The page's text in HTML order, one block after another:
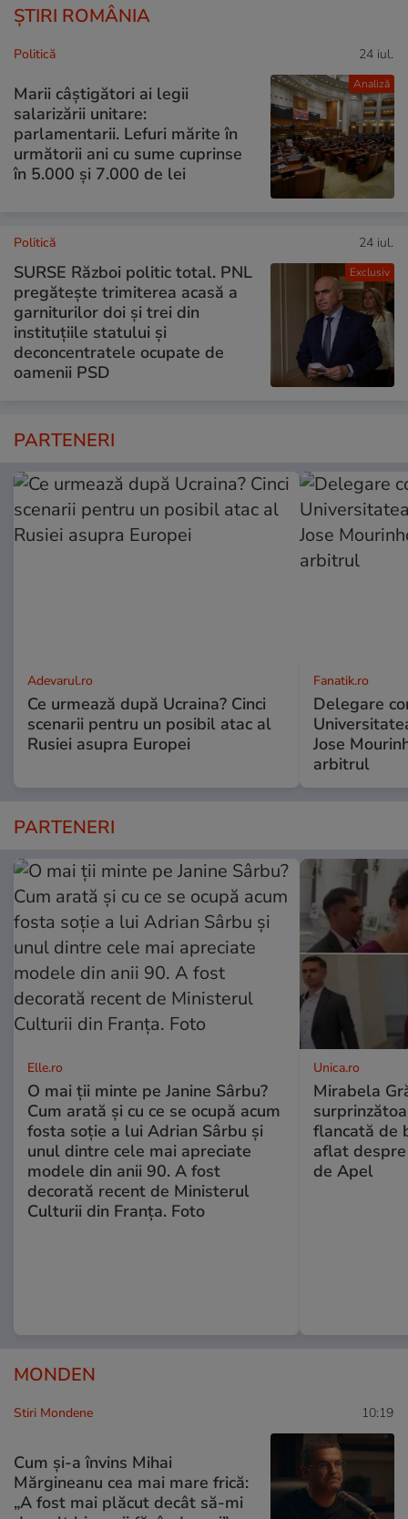
ȘTIRI ROMÂNIA
Analiză
Politică 24 iul.
Marii câștigători ai legii
salarizării unitare:
parlamentarii. Lefuri mărite în
următorii ani cu sume cuprinse
în 5.000 și 7.000 de lei
Exclusiv
Politică 24 iul.
SURSE Război politic total. PNL
pregătește trimiterea acasă a
garniturilor doi și trei din
instituțiile statului și
deconcentratele ocupate de
oamenii PSD
PARTENERI
Adevarul.ro
Ce urmează după Ucraina? Cinci
scenarii pentru un posibil atac al
Rusiei asupra Europei
Fanatik.ro
Delegare
Jose
arbitrul
PARTENERI
Elle.ro
O mai ții minte pe Janine Sârbu?
Cum arată și cu ce se ocupă acum
fosta soție a lui Adrian Sârbu și
unul dintre cele mai apreciate
modele din anii 90. A fost
decorată recent de Ministerul
Culturii din Franța. Foto
Unica.ro
Mirabela
flancată de
aflat
de Apel
MONDEN
Stiri Mondene 10:19
Cum și-a învins Mihai
Mărgineanu cea mai mare frică:
„A fost mai plăcut decât să-mi